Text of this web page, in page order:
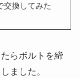
交換してみた
らボルトを締
ました。